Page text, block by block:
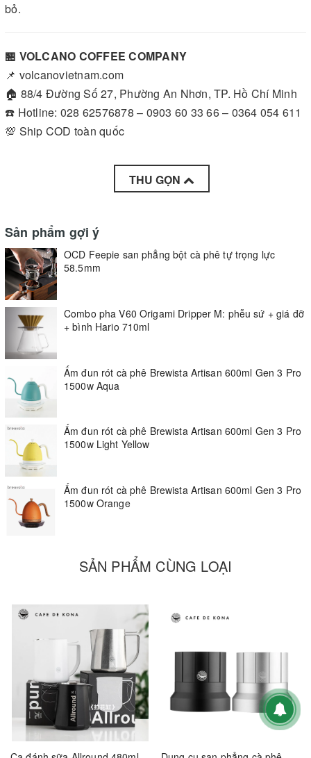
bỏ.
🏪 VOLCANO COFFEE COMPANY
📌 volcanovietnam.com
🏠 88/4 Đường Số 27, Phường An Nhơn, TP. Hồ Chí Minh
☎️ Hotline: 028 62576878 – 0903 60 33 66 – 0364 054 611
💯 Ship COD toàn quốc
THU GỌN
Sản phẩm gợi ý
OCD Feepie san phẳng bột cà phê tự trọng lực
58.5mm
Combo pha V60 Origami Dripper M: phễu sứ + giá đỡ
+ bình Hario 710ml
Ấm đun rót cà phê Brewista Artisan 600ml Gen 3 Pro
1500w Aqua
Ấm đun rót cà phê Brewista Artisan 600ml Gen 3 Pro
1500w Light Yellow
Ấm đun rót cà phê Brewista Artisan 600ml Gen 3 Pro
1500w Orange
SẢN PHẨM CÙNG LOẠI